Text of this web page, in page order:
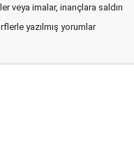
veya imalar, inançlara saldırı
yazılmış yorumlar